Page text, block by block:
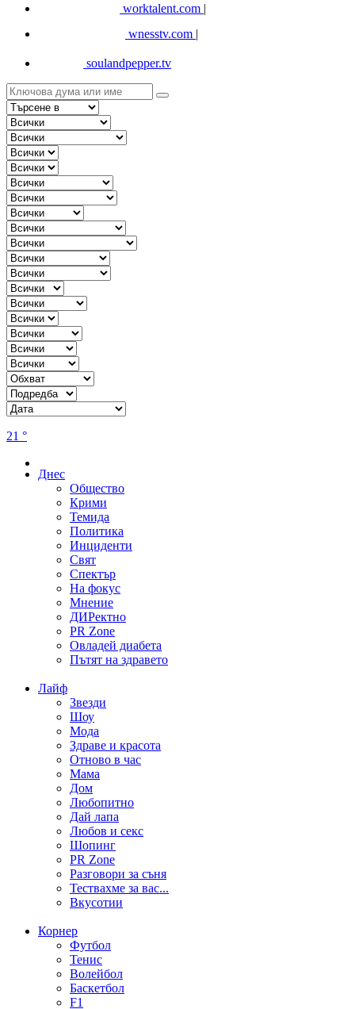
worktalent.com |
wnesstv.com |
soulandpepper.tv
21 °
Днес
Общество
Крими
Темида
Политика
Инциденти
Свят
Спектър
На фокус
Мнение
ДИРектно
PR Zone
Овладей диабета
Пътят на здравето
Лайф
Звезди
Шоу
Мода
Здраве и красота
Отново в час
Мама
Дом
Любопитно
Дай лапа
Любов и секс
Шопинг
PR Zone
Разговори за съня
Тествахме за вас...
Вкусотии
Корнер
Футбол
Тенис
Волейбол
Баскетбол
F1